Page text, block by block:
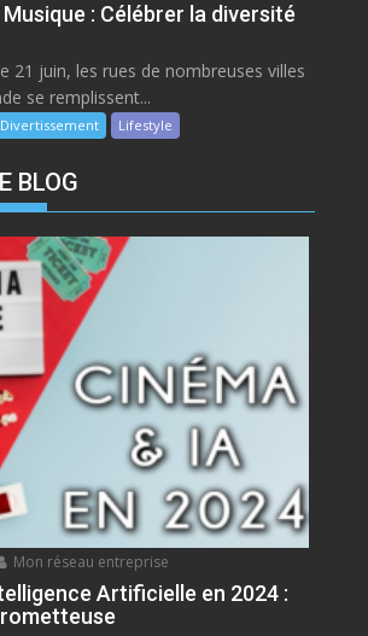
: Célébrer la diversité
21 juin, les rues de nombreuses villes
se remplissent...
Divertissement Lifestyle
BLOG
Mon réseau entreprise
Artificielle en 2024 :